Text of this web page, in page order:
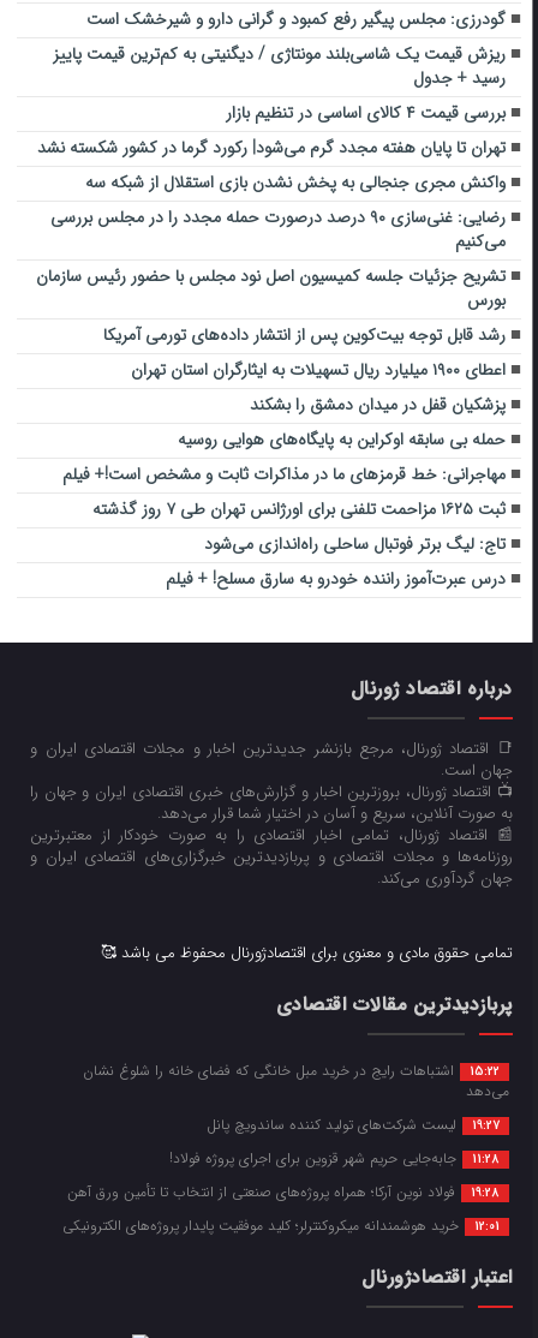
گودرزی: مجلس پیگیر رفع کمبود و گرانی دارو و شیرخشک است
ریزش قیمت یک شاسی‌بلند مونتاژی / دیگنیتی به کم‌ترین قیمت پاییز
رسید + جدول
بررسی قیمت ۴ کالای اساسی در تنظیم بازار
تهران تا پایان هفته مجدد گرم می‌شود| رکورد گرما در کشور شکسته نشد
واکنش مجری جنجالی به پخش نشدن بازی استقلال از شبکه سه
رضایی: غنی‌سازی ۹۰ درصد درصورت حمله مجدد را در مجلس بررسی
می‌کنیم
تشریح جزئیات جلسه کمیسیون اصل نود مجلس با حضور رئیس سازمان
بورس
رشد قابل توجه بیت‌کوین پس از انتشار داده‌های تورمی آمریکا
اعطای ۱۹۰۰ میلیارد ریال تسهیلات به ایثارگران استان تهران
پزشکیان قفل در میدان دمشق را بشکند
حمله بی سابقه اوکراین به پایگاه‌های هوایی روسیه
مهاجرانی: خط قرمزهای ما در مذاکرات ثابت و مشخص است!+ فیلم
ثبت ۱۶۲۵ مزاحمت تلفنی برای اورژانس تهران طی ۷ روز گذشته
تاج: لیگ برتر فوتبال ساحلی راه‌اندازی می‌شود
درس عبرت‌آموز راننده خودرو به سارق مسلح! + فیلم
درباره اقتصاد ژورنال
📑 اقتصاد ژورنال، مرجع بازنشر جدیدترین اخبار و مجلات اقتصادی ایران و
جهان است.
📺 اقتصاد ژورنال، بروزترین اخبار و گزارش‌های خبری اقتصادی ایران و جهان را
به صورت آنلاین، سریع و آسان در اختیار شما قرار می‌‌دهد.
📰 اقتصاد ژورنال، تمامی اخبار اقتصادی را به صورت خودکار از معتبرترین
روزنامه‌ها و مجلات اقتصادی و پربازدیدترین خبرگزاری‌های اقتصادی ایران و
جهان گردآوری می‌کند.
تمامی حقوق مادی و معنوی برای اقتصادژورنال محفوظ می باشد 🥰
پربازدیدترین مقالات اقتصادی
15:22
اشتباهات رایج در خرید مبل خانگی که فضای خانه را شلوغ نشان
می‌دهد
19:27 لیست شرکت‌های تولید کننده ساندویچ پانل
11:28 جابه‌جایی حریم شهر قزوین برای اجرای پروژه فولاد!
19:28 فولاد نوین آرکا؛ همراه پروژه‌های صنعتی از انتخاب تا تأمین ورق آهن
12:01 خرید هوشمندانه میکروکنترلر؛ کلید موفقیت پایدار پروژه‌های الکترونیکی
اعتبار اقتصادژورنال